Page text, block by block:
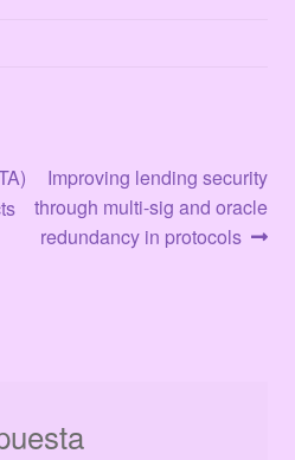
Siguiente:
Improving lending security
through multi-sig and oracle
redundancy in protocols